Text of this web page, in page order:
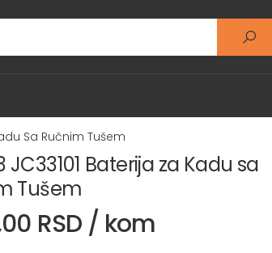
Sa Ručnim Tušem
JC33101 Baterija za Kadu sa
Tušem
RSD / kom